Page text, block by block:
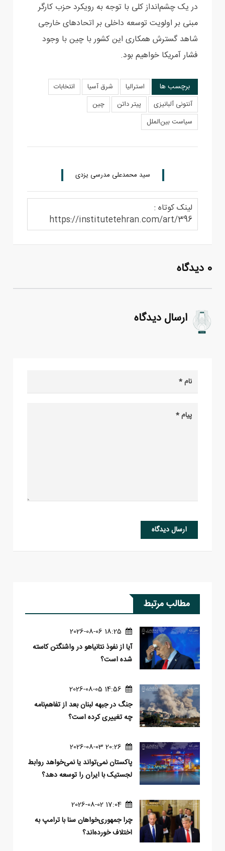
در یک چشم‌انداز کلی با توجه به ‏رویکرد حزب کارگر
مبنی بر اولویت توسعه داخلی بر اتحادهای خارجی
شاهد گسترش همکاری این کشور با ‏چین با وجود
فشار آمریکا خواهیم بود.‏
برچسب ها استرالیا شرق آسیا
انتخابات
آنتونی آلبانیزی
پیتر داتن
چین
سیاست بین‌الملل
سید محمدعلی مدرسی یزدی
لینک کوتاه :
https://institutetehran.com/art/396
0 دیدگاه
ارسال دیدگاه
ارسال دیدگاه
مطالب مرتبط
18:25 2026-08-06
آیا از نفوذ نتانیاهو در واشنگتن کاسته
شده است؟
14:56 2026-08-05
جنگ در جبهه لبنان بعد از تفاهم‌نامه
چه تغییری کرده است؟
20:26 2026-08-03
پاکستان نمی‌تواند یا نمی‌خواهد روابط
لجستیک با ایران را توسعه دهد؟
17:04 2026-08-02
چرا جمهوری‌خواهان سنا با ترامپ به
اختلاف خورده‌اند؟